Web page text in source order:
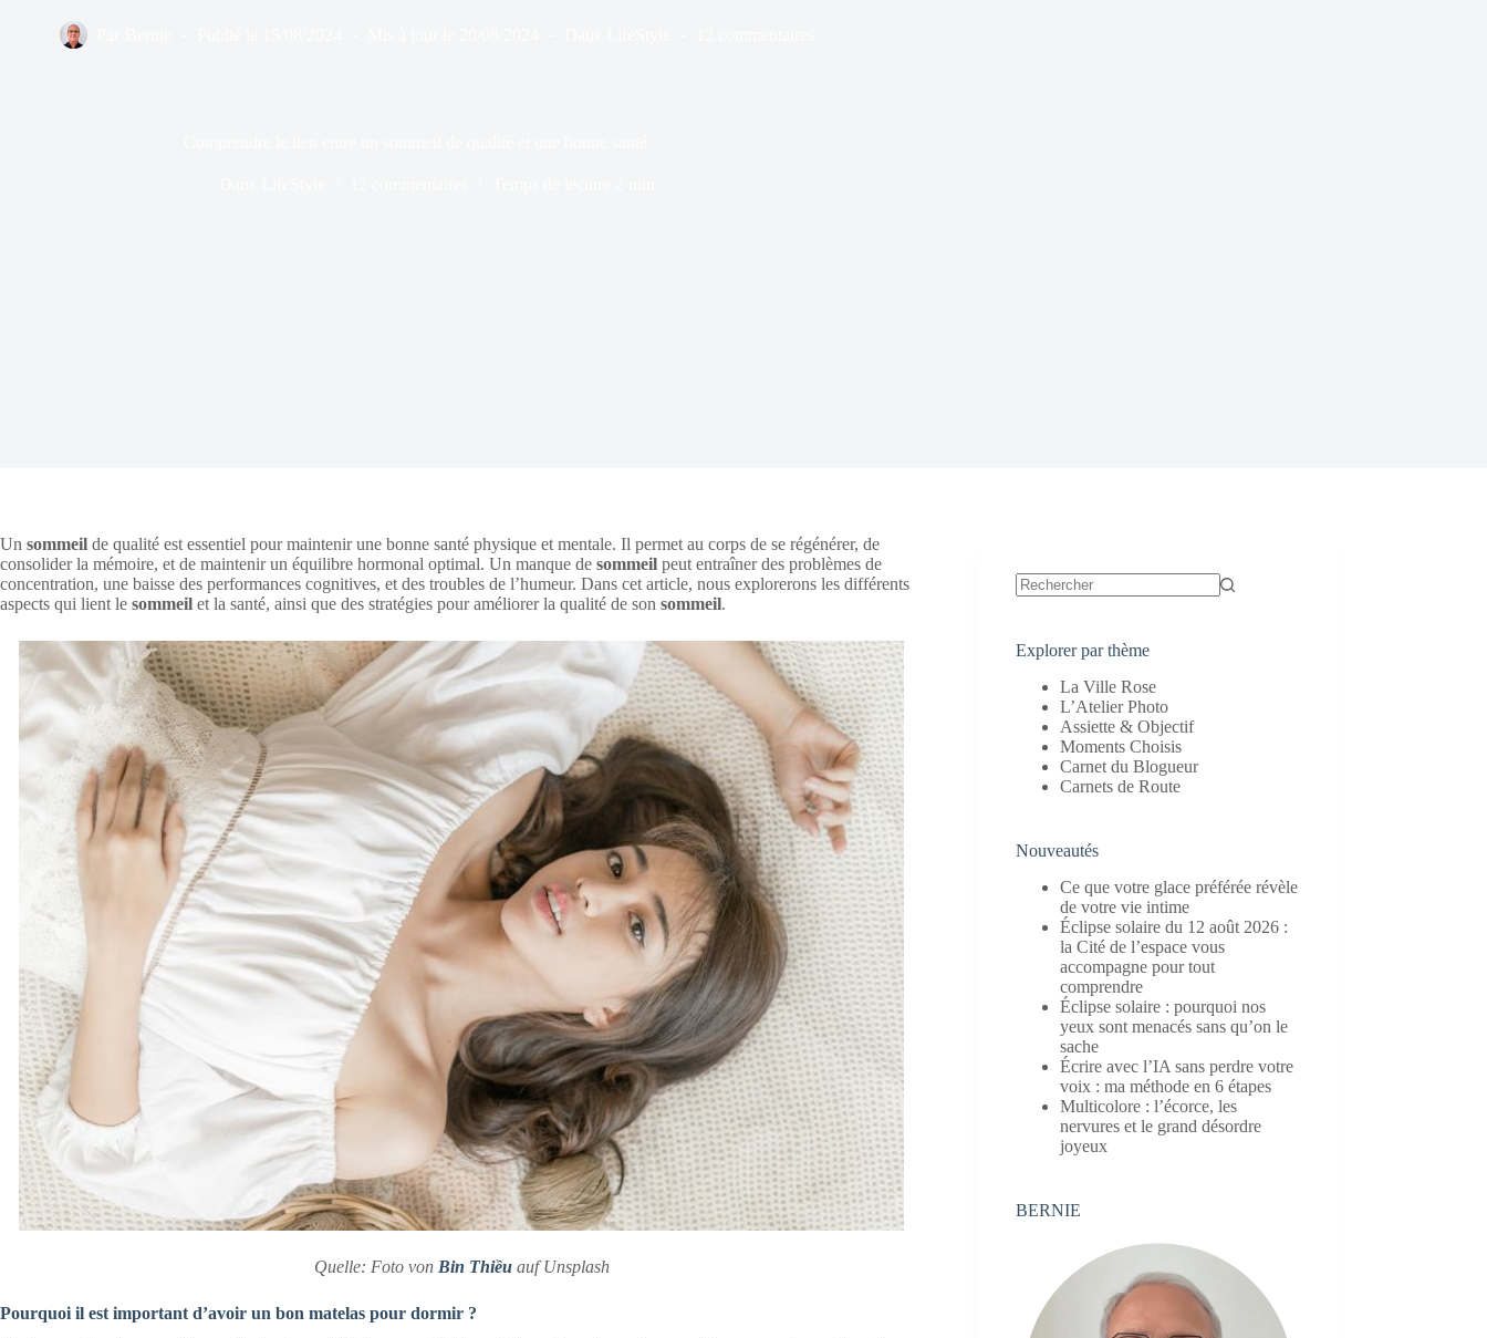
Un sommeil de qualité est essentiel pour maintenir une bonne santé physique et mentale. Il permet au corps de se régénérer, de
consolider la mémoire, et de maintenir un équilibre hormonal optimal. Un manque de sommeil peut entraîner des problèmes de
concentration, une baisse des performances cognitives, et des troubles de l’humeur. Dans cet article, nous explorerons les différents
aspects qui lient le sommeil et la santé, ainsi que des stratégies pour améliorer la qualité de son sommeil.
Quelle: Foto von Bin Thiềuauf Unsplash
Pourquoi il est important d’avoir un bon matelas pour dormir ?
Explorer par thème
La Ville Rose
L’Atelier Photo
Assiette & Objectif
Moments Choisis
Carnet du Blogueur
Carnets de Route
Nouveautés
Ce que votre glace préférée révèle
de votre vie intime
Éclipse solaire du 12 août 2026 :
la Cité de l’espace vous
accompagne pour tout
comprendre
Éclipse solaire : pourquoi nos
yeux sont menacés sans qu’on le
sache
Écrire avec l’IA sans perdre votre
voix : ma méthode en 6 étapes
Multicolore : l’écorce, les
nervures et le grand désordre
joyeux
BERNIE